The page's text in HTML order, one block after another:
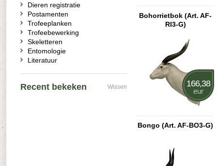
Bohorrietbok (Art. AF-
RI3-G)
166,38
eur
Bongo (Art. AF-BO3-G)
Dieren registratie
Postamenten
Trofeeplanken
Trofeebewerking
Skeletteren
Entomologie
Literatuur
Recent bekeken Wissen